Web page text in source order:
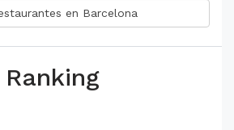
en Barcelona
Ranking